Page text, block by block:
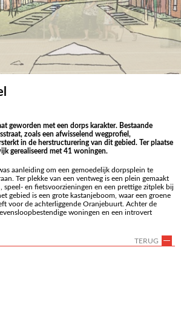
geworden met een dorps karakter. Bestaande
zoals een afwisselend wegprofiel,
in de herstructurering van dit gebied. Ter plaatse
gerealiseerd met 41 woningen.
aanleiding om een gemoedelijk dorpsplein te
Ter plekke van een ventweg is een plein gemaakt
en fietsvoorzieningen en een prettige zitplek bij
gebied is een grote kastanjeboom, waar een groene
voor de achterliggende Oranjebuurt. Achter de
woningen en een introvert
TERUG